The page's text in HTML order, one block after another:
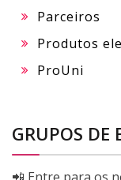
Parceiros
Produtos
ProUni
GRUPOS DE